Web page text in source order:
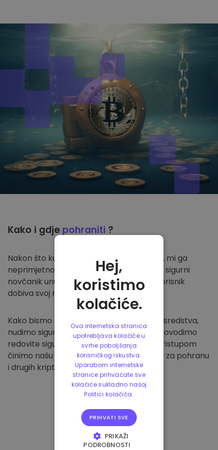
Kako i gdje pohraniti ?
Nakon što kupite na Kriptomat platformi , mi ga
neprimjetno prenosimo u vaš namjenski i sigurni
novčanik unutar naše platforme. Svaki korisnik
dobiva svoj novčanik.
Kako bismo zaštitili naše klijente i njihova sredstva,
nudimo sigurnu izvanmrežnu pohranu i provodimo
redovite sigurnosne provjere. Ovakvim pristupom
činimo našu platformu sigurnim mjestom za pohranu
i drugih kriptovaluta.
Hej,
koristimo
kolačiće.
Ova internetska stranica
upotrebljava kolačiće u
svrhe poboljšanja
korisničkog iskustva.
Uporabom internetske
stranice prihvaćate sve
kolačiće sukladno našoj
Politici kolačića.
PRIHVATI SVE
PRIKAŽI
PODROBNOSTI